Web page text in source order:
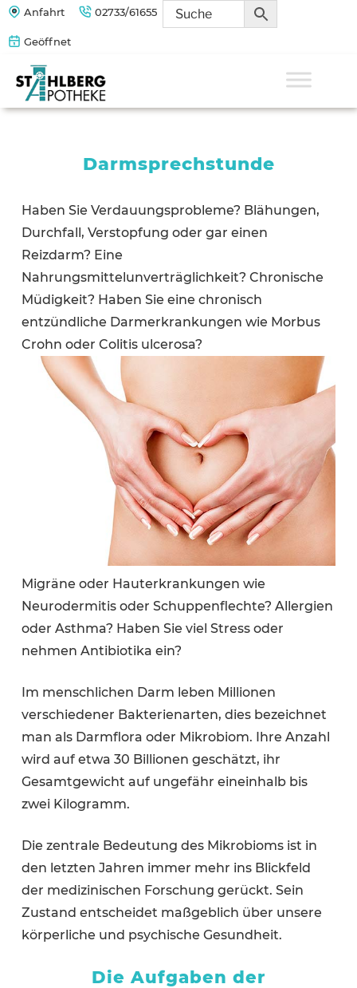
Zum
springen
02733/61655
Anfahrt
Geöffnet
Darmsprechstunde
Haben Sie Verdauungsprobleme? Blähungen,
Durchfall, Verstopfung oder gar einen
Reizdarm? Eine
Nahrungsmittelunverträglichkeit? Chronische
Müdigkeit? Haben Sie eine chronisch
entzündliche Darmerkrankungen wie Morbus
Crohn oder Colitis ulcerosa?
Migräne oder Hauterkrankungen wie
Neurodermitis oder Schuppenflechte? Allergien
oder Asthma? Haben Sie viel Stress oder
nehmen Antibiotika ein?
Im menschlichen Darm leben Millionen
verschiedener Bakterienarten, dies bezeichnet
man als Darmflora oder Mikrobiom. Ihre Anzahl
wird auf etwa 30 Billionen geschätzt, ihr
Gesamtgewicht auf ungefähr eineinhalb bis
zwei Kilogramm.
Die zentrale Bedeutung des Mikrobioms ist in
den letzten Jahren immer mehr ins Blickfeld
der medizinischen Forschung gerückt. Sein
Zustand entscheidet maßgeblich über unsere
körperliche und psychische Gesundheit.
Die Aufgaben der